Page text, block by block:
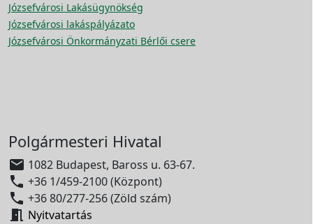
Józsefvárosi Lakásügynökség
Józsefvárosi lakáspályázato
Józsefvárosi Önkormányzati Bérlői csere
Polgármesteri Hivatal
 1082 Budapest, Baross u. 63-67.
 +36 1/459-2100 (Központ)
 +36 80/277-256 (Zöld szám)
 Nyitvatartás